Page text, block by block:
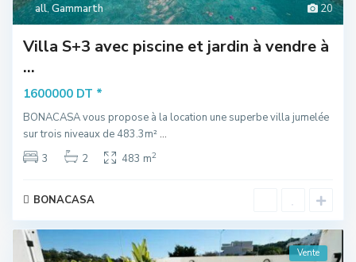
20
all, Gammarth
Villa S+3 avec piscine et jardin à vendre à
...
1600000 DT *
BONACASA vous propose à la location une superbe villa jumelée
sur trois niveaux de 483.3m²...
3
2 483 m2
BONACASA
Vente